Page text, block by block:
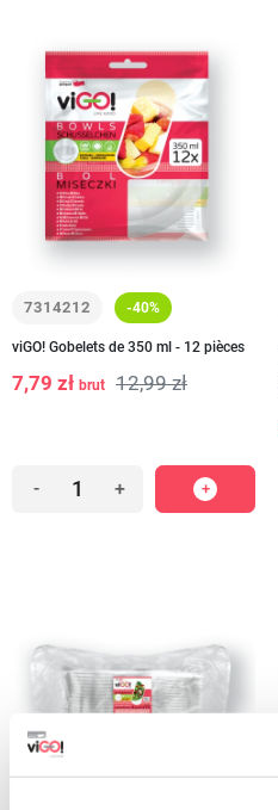
7314212 -40%
viGO! Gobelets de 350 ml - 12 pièces
7,79 zł brut 12,99 zł
- +